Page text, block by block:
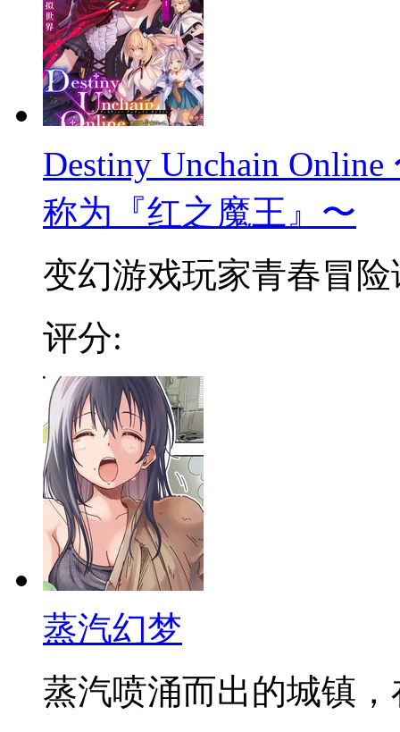
Destiny Unchain
称为『红之魔王』〜
变幻游戏玩家青春冒险
评分:
蒸汽幻梦
蒸汽喷涌而出的城镇，